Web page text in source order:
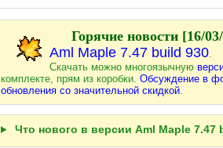
Горячие новости [16/
Aml Maple 7.47 build 930.
Скачать можно многоязычную
комплекте, прям из коробки. Обсуждение в
обновления со значительной скидкой.
Что нового в версии Aml Maple 7.47